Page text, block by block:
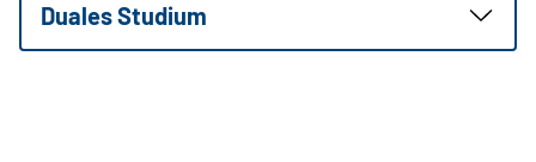
Duales Studium